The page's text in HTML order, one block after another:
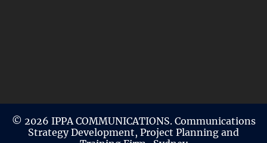
© 2026 IPPA COMMUNICATIONS. Communications
Strategy Development, Project Planning and